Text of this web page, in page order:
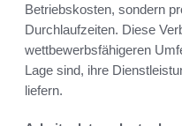
Betriebskosten, sondern
Durchlaufzeiten. Diese
wettbewerbsfähigeren
Lage sind, ihre
liefern.